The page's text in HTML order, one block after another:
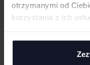
otrzymanymi od
korzystania z ich